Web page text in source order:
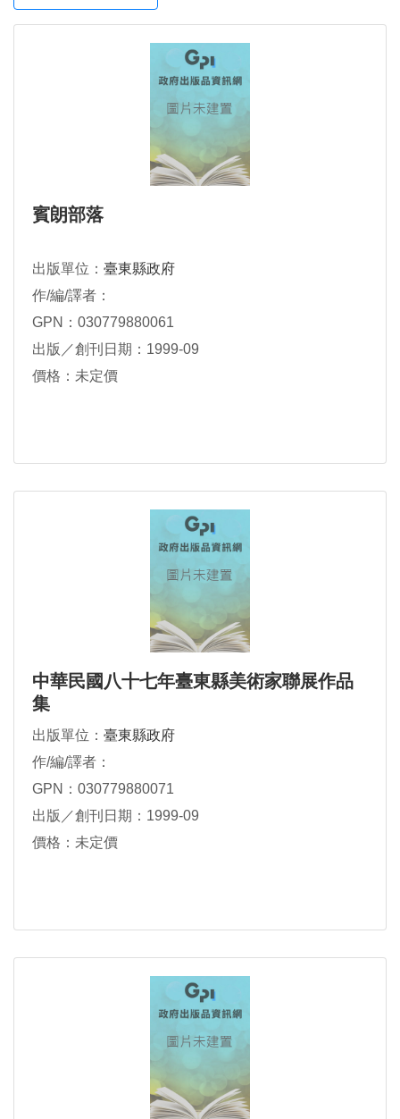
賓朗部落
出版單位： 臺東縣政府
作/編/譯者：
GPN：030779880061
出版／創刊日期：1999-09
價格：未定價
中華民國八十七年臺東縣美術家聯展作品
集
出版單位： 臺東縣政府
作/編/譯者：
GPN：030779880071
出版／創刊日期：1999-09
價格：未定價